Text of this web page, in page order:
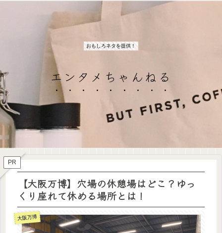
おもしろネタを提供！
エンタメちゃんねる
PR
【大阪万博】穴場の休憩場はどこ？ゆっ
くり座れて休める場所とは！
大阪万博